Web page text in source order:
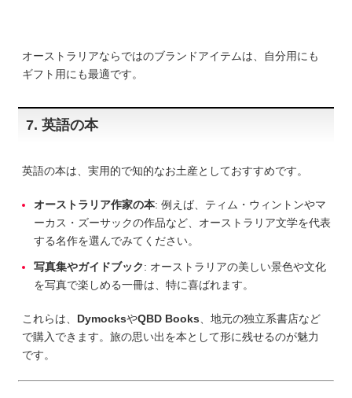
オーストラリアならではのブランドアイテムは、自分用にも
ギフト用にも最適です。
7. 英語の本
英語の本は、実用的で知的なお土産としておすすめです。
オーストラリア作家の本: 例えば、ティム・ウィントンやマ
ーカス・ズーサックの作品など、オーストラリア文学を代表
する名作を選んでみてください。
写真集やガイドブック: オーストラリアの美しい景色や文化
を写真で楽しめる一冊は、特に喜ばれます。
これらは、 DymocksやQBD Books 、地元の独立系書店など
で購入できます。旅の思い出を本として形に残せるのが魅力
です。